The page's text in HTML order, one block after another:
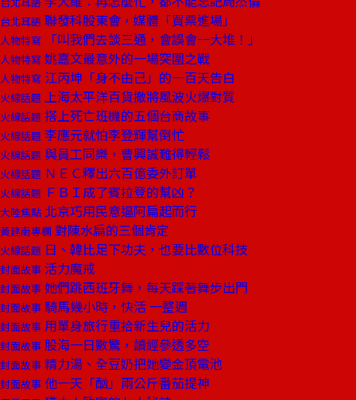
台北耳語 聯發科股東會，媒體「買票進場」
人物特寫 「叫我們去談三通，會誤會一大堆！」
人物特寫 姚嘉文最意外的一場突圍之戰
人物特寫 江丙坤「身不由己」的一百天告白
火線話題 上海太平洋百貨撤將風波火爆對質
火線話題 搭上死亡班機的五個台商故事
火線話題 李應元就怕李登輝幫倒忙
火線話題 與員工同樂，曹興誠難得輕鬆
火線話題 ＮＥＣ釋出六百億委外訂單
火線話題 ＦＢＩ成了賓拉登的幫凶？
大陸焦點 北京巧用民意逼阿扁起而行
黃建南專欄 對陳水扁的三個肯定
火線話題 日、韓比足下功夫，也要比數位科技
封面故事 活力魔戒
封面故事 她們跳西班牙舞，每天踩著舞步出門
封面故事 騎馬幾小時，快活 一整週
封面故事 用單身旅行重拾新生兒的活力
封面故事 股海一日數驚，讀經參透多空
封面故事 精力湯、全豆奶把她變金頂電池
封面故事 他一天「酗」兩公斤番茄提神